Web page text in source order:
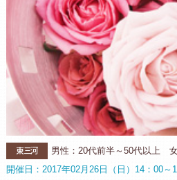
東三河
男性：20代前半～50代以上
開催日：2017年02月26日（日）14：00～